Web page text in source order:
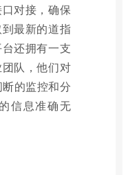
对接，确保
最新的道指
还拥有一支
队，他们对
的监控和分
信息准确无